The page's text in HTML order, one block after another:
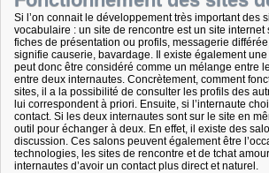
Si l’on connait le développement très important des
vocabulaire : un site de rencontre est un site
fiches de présentation ou profils, messagerie
signifie causerie, bavardage. Il existe également
peut donc être considéré comme un mélange entre
entre deux internautes. Concrètement, comment
sites, il a la possibilité de consulter les profils des
lui correspondent à priori. Ensuite, si l’internaute
contact. Si les deux internautes sont sur le site en
outil pour échanger à deux. En effet, il existe des
discussion. Ces salons peuvent également être
technologies, les sites de rencontre et de tchat
internautes d’avoir un contact plus direct et naturel.